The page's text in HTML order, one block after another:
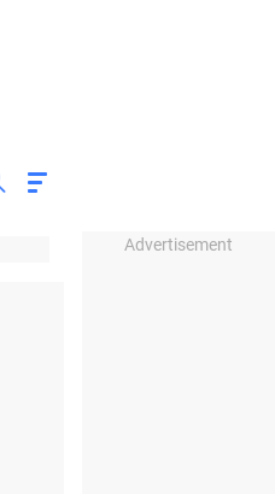
Advertisement